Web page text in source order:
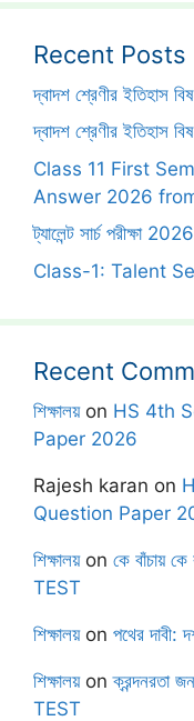
Recent Posts
দ্বাদশ শ্রেণীর ইতিহাস
দ্বাদশ শ্রেণীর ইতিহাস
Class 11 First
Answer 2026
ট্যালেন্ট সার্চ পরীক্ষা 2026
Class-1: Talent
Recent
শিক্ষালয়on HS 4th
Paper 2026
Rajesh karan on
Question Paper
শিক্ষালয়on কে বাঁচায়
TEST
শিক্ষালয়on পথের দাবী:
শিক্ষালয়onক্রন্দনরতা
TEST